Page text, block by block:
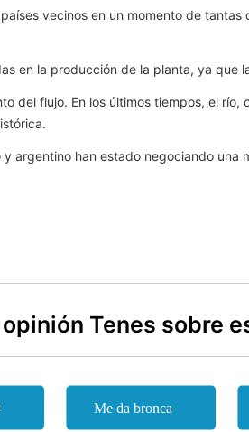
vecinos en un momento de
en la producción de la planta, ya que
del flujo. En los últimos tiempos, el
argentino han estado negociando
opinión Tenes sobre